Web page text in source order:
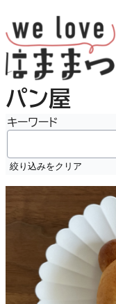
容
を
ス
キ
ッ
プ
パン屋
キーワード
絞り込みをクリア